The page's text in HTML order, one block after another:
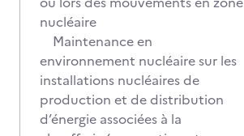
nucléaire
Maintenance en
environnement nucléaire sur les
installations nucléaires de
production et de distribution
d’énergie associées à la